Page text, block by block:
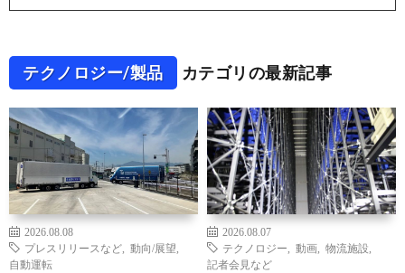
テクノロジー/製品 カテゴリの最新記事
2026.08.08
プレスリリースなど
動向/展望
自動運転
2026.08.07
テクノロジー
動画 物流施設
記者会見など